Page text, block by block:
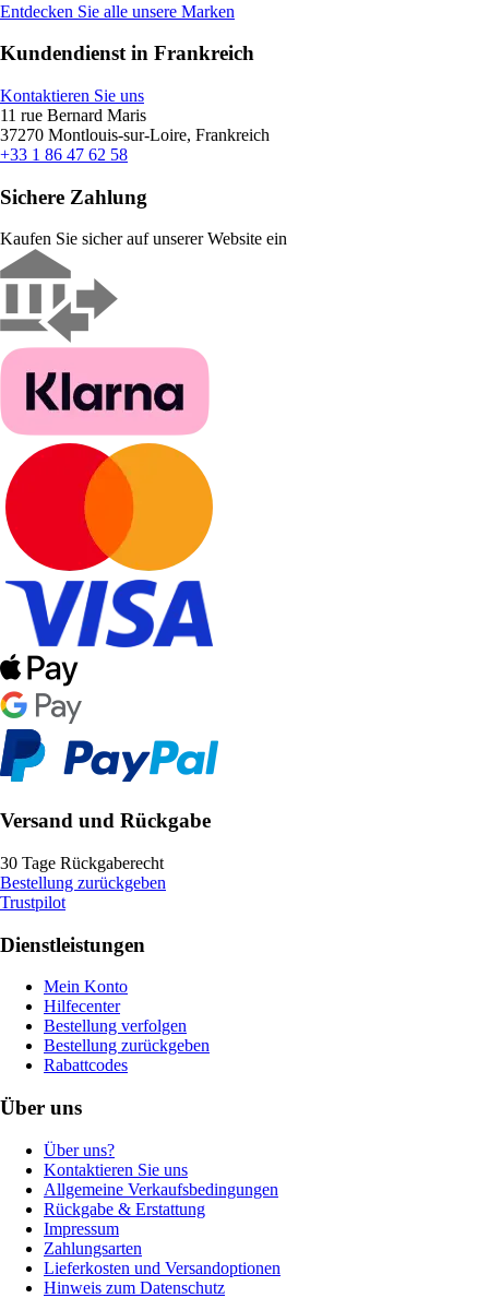
Entdecken Sie alle unsere Marken
Kundendienst in Frankreich
Kontaktieren Sie uns
11 rue Bernard Maris
37270 Montlouis-sur-Loire, Frankreich
+33 1 86 47 62 58
Sichere Zahlung
Kaufen Sie sicher auf unserer Website ein
Versand und Rückgabe
30 Tage Rückgaberecht
Bestellung zurückgeben
Trustpilot
Dienstleistungen
Mein Konto
Hilfecenter
Bestellung verfolgen
Bestellung zurückgeben
Rabattcodes
Über uns
Über uns?
Kontaktieren Sie uns
Allgemeine Verkaufsbedingungen
Rückgabe & Erstattung
Impressum
Zahlungsarten
Lieferkosten und Versandoptionen
Hinweis zum Datenschutz